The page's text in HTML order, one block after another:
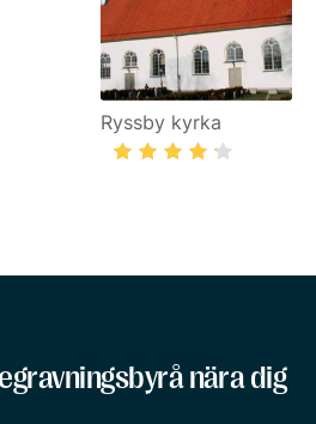
Ryssby kyrka
nära dig